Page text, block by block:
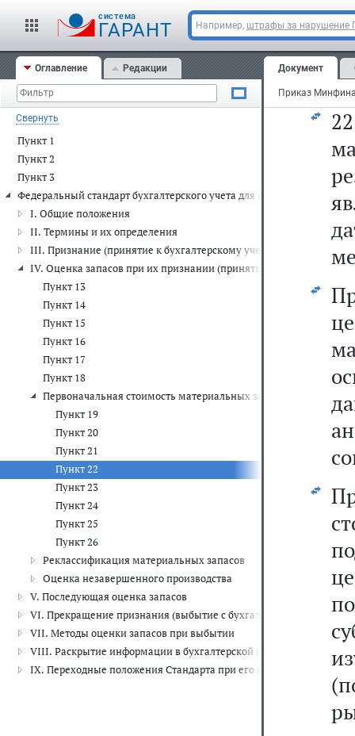
cистема
ГАРАНТ Например, штрафы за нарушение
Оглавление Редакции
Свернуть
Пункт 1
Пункт 2
Пункт 3
Федеральный стандарт бухгалтерского учета для организаций
I. Общие положения
II. Термины и их определения
III. Признание (принятие к бухгалтерскому учету) запасов
IV. Оценка запасов при их признании (принятии к
Пункт 13
Пункт 14
Пункт 15
Пункт 16
Пункт 17
Пункт 18
Первоначальная стоимость материальных запасов
Пункт 19
Пункт 20
Пункт 21
Пункт 22
Пункт 23
Пункт 24
Пункт 25
Пункт 26
Реклассификация материальных запасов
Оценка незавершенного производства
V. Последующая оценка запасов
VI. Прекращение признания (выбытие с бухгалтерского учета)
VII. Методы оценки запасов при выбытии
VIII. Раскрытие информации в бухгалтерской (финансовой)
IX. Переходные положения Стандарта при его первом
Документ